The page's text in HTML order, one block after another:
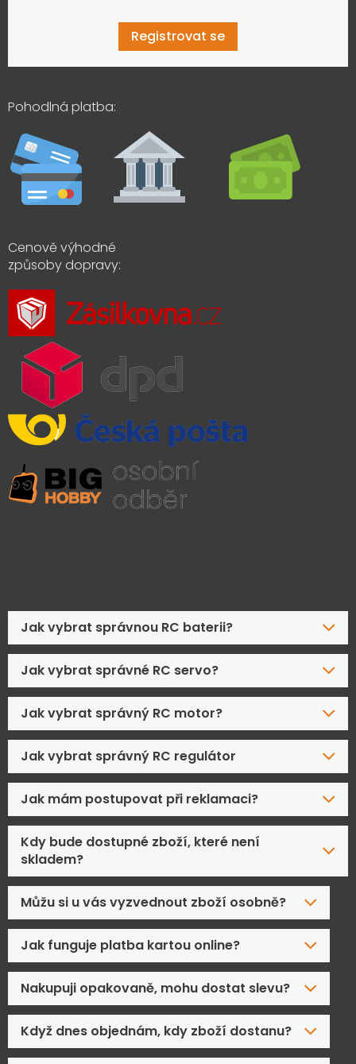
Registrovat se
Pohodlná platba:
Cenově výhodné
způsoby dopravy:
Jak vybrat správnou RC baterii?
Jak vybrat správné RC servo?
Jak vybrat správný RC motor?
Jak vybrat správný RC regulátor
Jak mám postupovat při reklamaci?
Kdy bude dostupné zboží, které není
skladem?
Můžu si u vás vyzvednout zboží osobně?
Jak funguje platba kartou online?
Nakupuji opakovaně, mohu dostat slevu?
Když dnes objednám, kdy zboží dostanu?